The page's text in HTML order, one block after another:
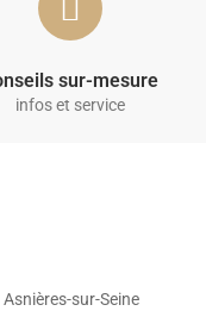
sur-mesure
infos et service
sur-Seine